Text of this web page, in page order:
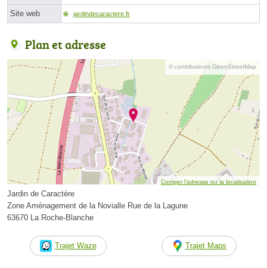
Site web jardindecaractere.fr
Plan et adresse
© contributeurs OpenStreetMap
Corriger l’adresse ou la localisation
Jardin de Caractère
Zone Aménagement de la Novialle Rue de la Lagune
63670 La Roche-Blanche
Trajet Waze Trajet Maps